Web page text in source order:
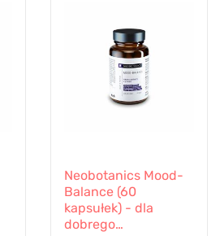
Neobotanics Mood-
Balance (60
kapsułek) - dla
dobrego